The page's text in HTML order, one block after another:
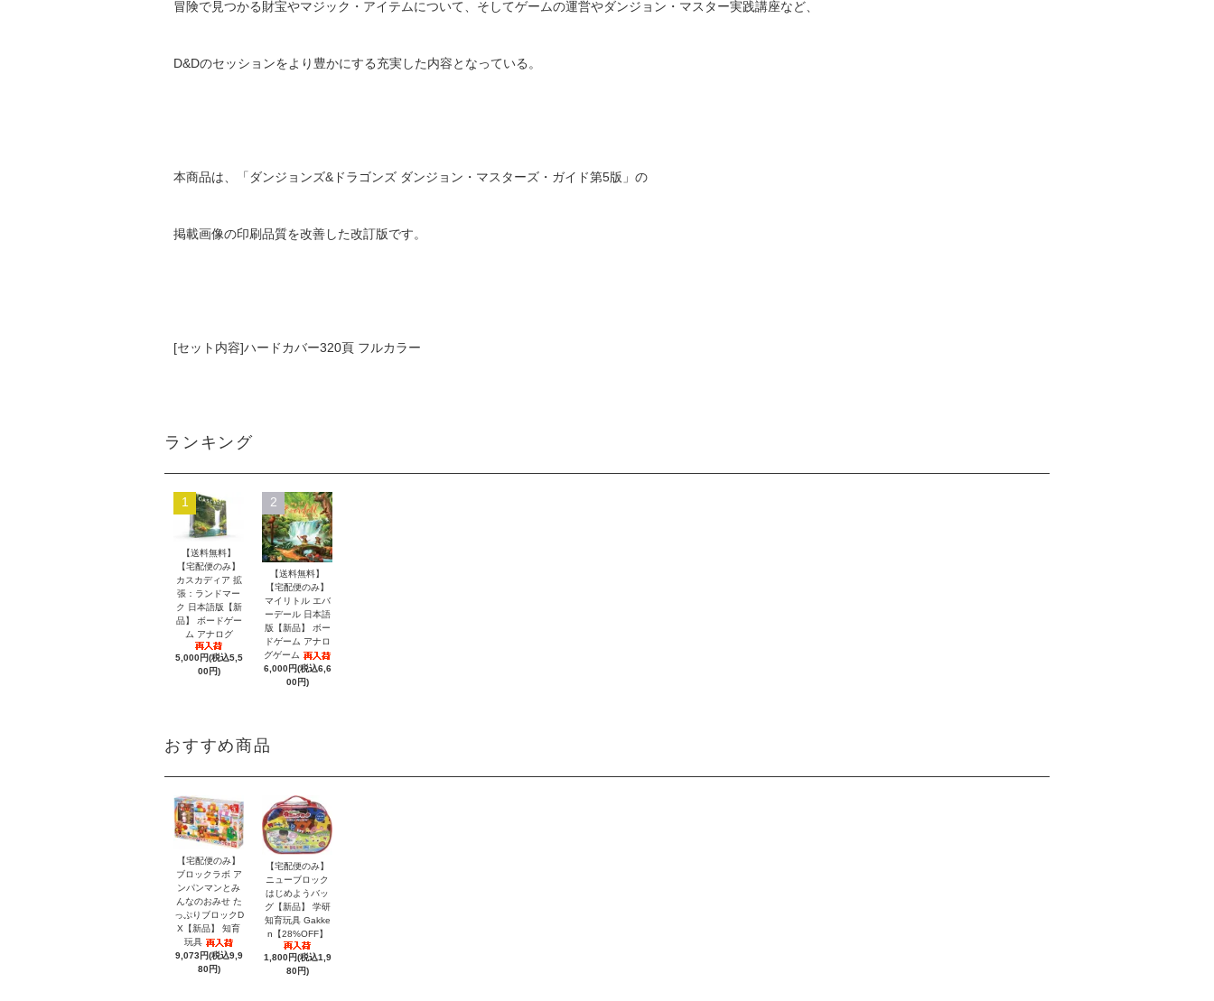
冒険で見つかる財宝やマジック・アイテムについて、そしてゲームの運営やダンジョン・マスター実践講座など、
D&Dのセッションをより豊かにする充実した内容となっている。
本商品は、「ダンジョンズ&ドラゴンズ ダンジョン・マスターズ・ガイド第5版」の
掲載画像の印刷品質を改善した改訂版です。
[セット内容]ハードカバー320頁 フルカラー
ランキング
1
【送料無料】
【宅配便のみ】
カスカディア 拡
張：ランドマー
ク 日本語版【新
品】 ボードゲー
ム アナログ
5,000円(税込5,5
00円)
2
【送料無料】
【宅配便のみ】
マイリトル エバ
ーデール 日本語
版【新品】 ボー
ドゲーム アナロ
グゲーム
6,000円(税込6,6
00円)
おすすめ商品
【宅配便のみ】
ブロックラボ ア
ンパンマンとみ
んなのおみせ た
っぷりブロックD
X【新品】 知育
玩具
9,073円(税込9,9
80円)
【宅配便のみ】
ニューブロック
はじめようバッ
グ【新品】 学研
知育玩具 Gakke
n【28%OFF】
1,800円(税込1,9
80円)